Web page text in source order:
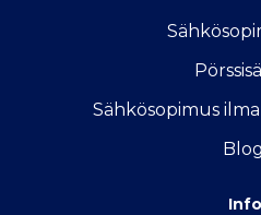
Sähkösopimus
Info